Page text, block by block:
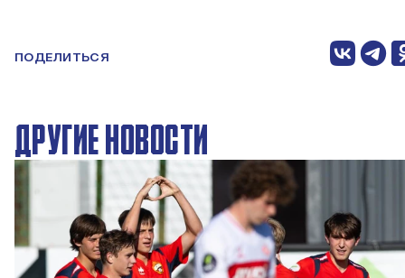
ПОДЕЛИТЬСЯ
ДРУГИЕ НОВОСТИ